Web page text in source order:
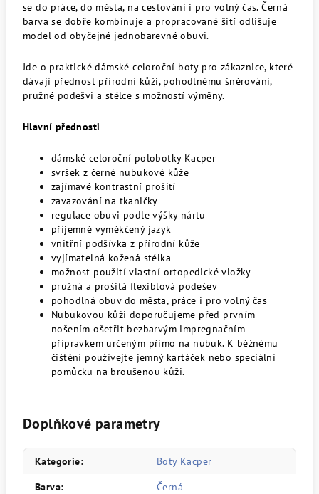
se do práce, do města, na cestování i pro volný čas. Černá
barva se dobře kombinuje a propracované šití odlišuje
model od obyčejné jednobarevné obuvi.
Jde o praktické dámské celoroční boty pro zákaznice, které
dávají přednost přírodní kůži, pohodlnému šněrování,
pružné podešvi a stélce s možností výměny.
Hlavní přednosti
dámské celoroční polobotky Kacper
svršek z černé nubukové kůže
zajímavé kontrastní prošití
zavazování na tkaničky
regulace obuvi podle výšky nártu
příjemně vyměkčený jazyk
vnitřní podšívka z přírodní kůže
vyjímatelná kožená stélka
možnost použití vlastní ortopedické vložky
pružná a prošitá flexiblová podešev
pohodlná obuv do města, práce i pro volný čas
Nubukovou kůži doporučujeme před prvním
nošením ošetřit bezbarvým impregnačním
přípravkem určeným přímo na nubuk. K běžnému
čištění používejte jemný kartáček nebo speciální
pomůcku na broušenou kůži.
Doplňkové parametry
Kategorie:
Boty Kacper
Barva: Černá